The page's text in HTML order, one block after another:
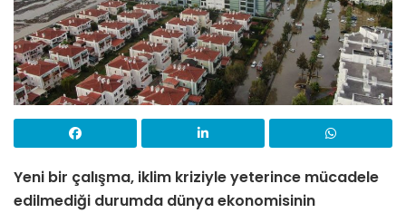
Yeni bir çalışma, iklim kriziyle yeterince mücadele
edilmediği durumda dünya ekonomisinin